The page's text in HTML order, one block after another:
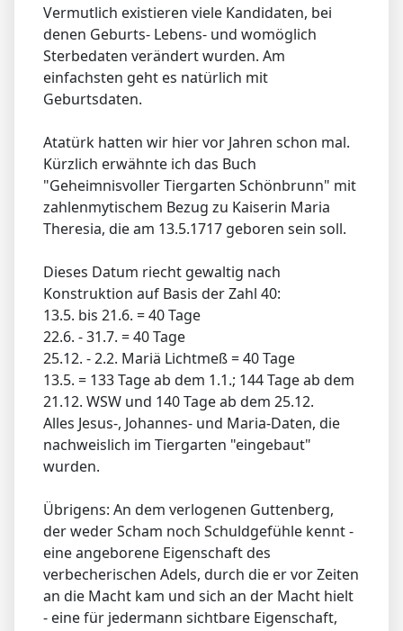
Vermutlich existieren viele Kandidaten, bei
denen Geburts- Lebens- und womöglich
Sterbedaten verändert wurden. Am
einfachsten geht es natürlich mit
Geburtsdaten.
Atatürk hatten wir hier vor Jahren schon mal.
Kürzlich erwähnte ich das Buch
"Geheimnisvoller Tiergarten Schönbrunn" mit
zahlenmytischem Bezug zu Kaiserin Maria
Theresia, die am 13.5.1717 geboren sein soll.
Dieses Datum riecht gewaltig nach
Konstruktion auf Basis der Zahl 40:
13.5. bis 21.6. = 40 Tage
22.6. - 31.7. = 40 Tage
25.12. - 2.2. Mariä Lichtmeß = 40 Tage
13.5. = 133 Tage ab dem 1.1.; 144 Tage ab dem
21.12. WSW und 140 Tage ab dem 25.12.
Alles Jesus-, Johannes- und Maria-Daten, die
nachweislich im Tiergarten "eingebaut"
wurden.
Übrigens: An dem verlogenen Guttenberg,
der weder Scham noch Schuldgefühle kennt -
eine angeborene Eigenschaft des
verbecherischen Adels, durch die er vor Zeiten
an die Macht kam und sich an der Macht hielt
- eine für jedermann sichtbare Eigenschaft,